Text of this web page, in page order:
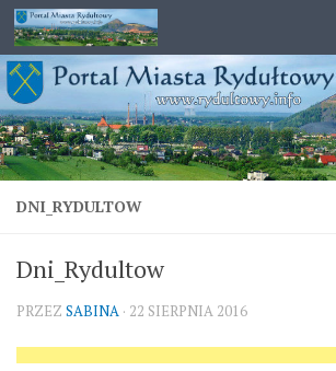
Przejdź do treści
DNI_RYDULTOW
Dni_Rydultow
PRZEZ SABINA · 22 SIERPNIA 2016